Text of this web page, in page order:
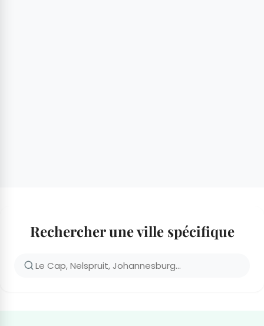
Rechercher une ville spécifique